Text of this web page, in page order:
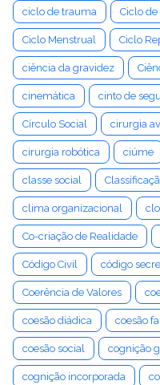
ciclo de trauma Ciclo de
Ciclo Menstrual Ciclo
ciência da gravidez
cinemática cinto de
Círculo Social cirurgia
cirurgia robótica ciúme
classe social
clima organizacional
Co-criação de Realidade
Código Civil código
Coerência de Valores
coesão diádica coesão
coesão social cognição
cognição incorporada